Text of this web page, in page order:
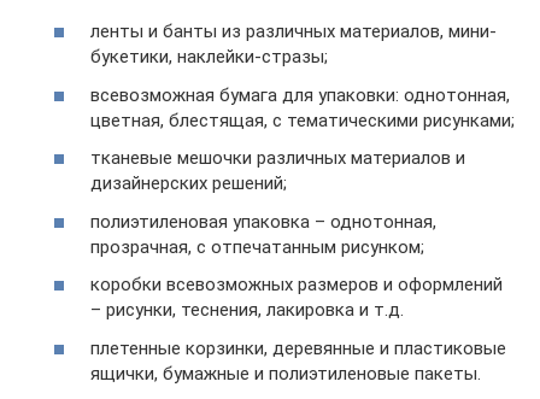
ленты и банты из различных материалов, мини-
букетики, наклейки-стразы;
всевозможная бумага для упаковки: однотонная,
цветная, блестящая, с тематическими рисунками;
тканевые мешочки различных материалов и
дизайнерских решений;
полиэтиленовая упаковка – однотонная,
прозрачная, с отпечатанным рисунком;
коробки всевозможных размеров и оформлений
– рисунки, теснения, лакировка и т.д.
плетенные корзинки, деревянные и пластиковые
ящички, бумажные и полиэтиленовые пакеты.